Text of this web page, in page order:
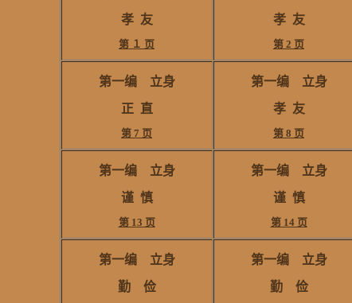
孝 友
第 １ 页
孝 友
第 2 页
第一编 立身
正 直
第 7 页
第一编 立身
孝 友
第 8 页
第一编 立身
谨 慎
第 13 页
第一编 立身
谨 慎
第 14 页
第一编 立身
勤 俭
第一编 立身
勤 俭